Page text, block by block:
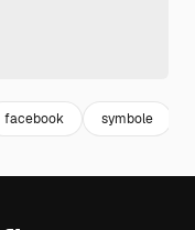
facebook symbole